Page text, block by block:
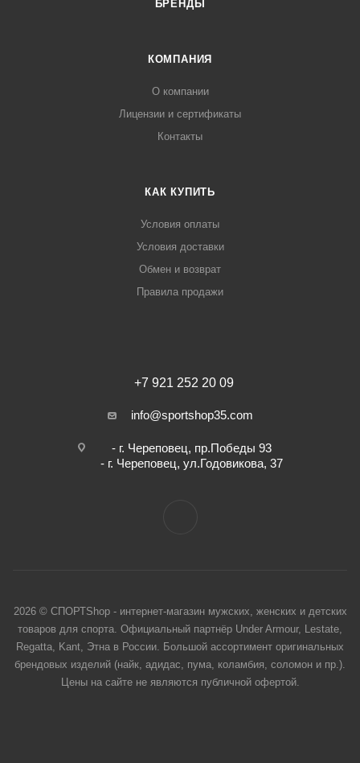
БРЕНДЫ
КОМПАНИЯ
О компании
Лицензии и сертификаты
Контакты
КАК КУПИТЬ
Условия оплаты
Условия доставки
Обмен и возврат
Правила продажи
+7 921 252 20 09
info@sportshop35.com
- г. Череповец, пр.Победы 93
- г. Череповец, ул.Годовикова, 37
2026 © СПОРТShop - интернет-магазин мужских, женских и детских
товаров для спорта. Официальный партнёр Under Armour, Lestate,
Regatta, Kant, Этна в России. Большой ассортимент оригинальных
брендовых изделий (найк, адидас, пума, коламбия, соломон и пр.).
Цены на сайте не являются публичной офертой.